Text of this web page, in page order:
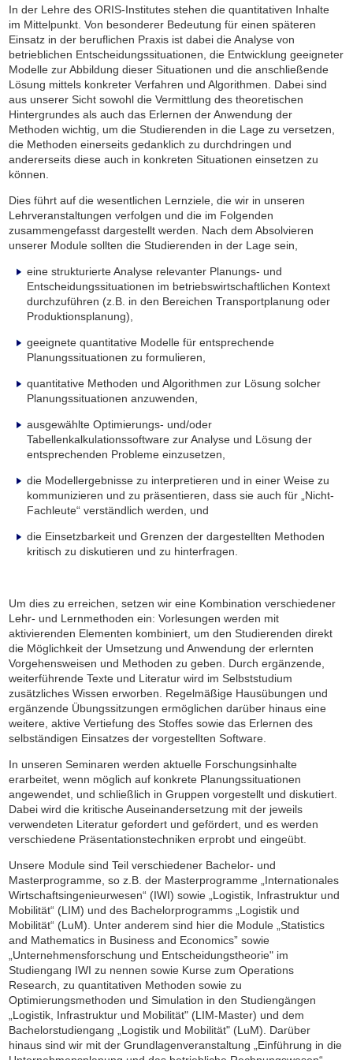
In der Lehre des ORIS-Institutes stehen die quantitativen Inhalte
im Mittelpunkt. Von besonderer Bedeutung für einen späteren
Einsatz in der beruflichen Praxis ist dabei die Analyse von
betrieblichen Entscheidungssituationen, die Entwicklung geeigneter
Modelle zur Abbildung dieser Situationen und die anschließende
Lösung mittels konkreter Verfahren und Algorithmen. Dabei sind
aus unserer Sicht sowohl die Vermittlung des theoretischen
Hintergrundes als auch das Erlernen der Anwendung der
Methoden wichtig, um die Studierenden in die Lage zu versetzen,
die Methoden einerseits gedanklich zu durchdringen und
andererseits diese auch in konkreten Situationen einsetzen zu
können.
Dies führt auf die wesentlichen Lernziele, die wir in unseren
Lehrveranstaltungen verfolgen und die im Folgenden
zusammengefasst dargestellt werden. Nach dem Absolvieren
unserer Module sollten die Studierenden in der Lage sein,
eine strukturierte Analyse relevanter Planungs- und
Entscheidungssituationen im betriebswirtschaftlichen Kontext
durchzuführen (z.B. in den Bereichen Transportplanung oder
Produktionsplanung),
geeignete quantitative Modelle für entsprechende
Planungssituationen zu formulieren,
quantitative Methoden und Algorithmen zur Lösung solcher
Planungssituationen anzuwenden,
ausgewählte Optimierungs- und/oder
Tabellenkalkulationssoftware zur Analyse und Lösung der
entsprechenden Probleme einzusetzen,
die Modellergebnisse zu interpretieren und in einer Weise zu
kommunizieren und zu präsentieren, dass sie auch für „Nicht-
Fachleute“ verständlich werden, und
die Einsetzbarkeit und Grenzen der dargestellten Methoden
kritisch zu diskutieren und zu hinterfragen.
Um dies zu erreichen, setzen wir eine Kombination verschiedener
Lehr- und Lernmethoden ein: Vorlesungen werden mit
aktivierenden Elementen kombiniert, um den Studierenden direkt
die Möglichkeit der Umsetzung und Anwendung der erlernten
Vorgehensweisen und Methoden zu geben. Durch ergänzende,
weiterführende Texte und Literatur wird im Selbststudium
zusätzliches Wissen erworben. Regelmäßige Hausübungen und
ergänzende Übungssitzungen ermöglichen darüber hinaus eine
weitere, aktive Vertiefung des Stoffes sowie das Erlernen des
selbständigen Einsatzes der vorgestellten Software.
In unseren Seminaren werden aktuelle Forschungsinhalte
erarbeitet, wenn möglich auf konkrete Planungssituationen
angewendet, und schließlich in Gruppen vorgestellt und diskutiert.
Dabei wird die kritische Auseinandersetzung mit der jeweils
verwendeten Literatur gefordert und gefördert, und es werden
verschiedene Präsentationstechniken erprobt und eingeübt.
Unsere Module sind Teil verschiedener Bachelor- und
Masterprogramme, so z.B. der Masterprogramme „Internationales
Wirtschaftsingenieurwesen“ (IWI) sowie „Logistik, Infrastruktur und
Mobilität“ (LIM) und des Bachelorprogramms „Logistik und
Mobilität“ (LuM). Unter anderem sind hier die Module „Statistics
and Mathematics in Business and Economics” sowie
„Unternehmensforschung und Entscheidungstheorie" im
Studiengang IWI zu nennen sowie Kurse zum Operations
Research, zu quantitativen Methoden sowie zu
Optimierungsmethoden und Simulation in den Studiengängen
„Logistik, Infrastruktur und Mobilität" (LIM-Master) und dem
Bachelorstudiengang „Logistik und Mobilität" (LuM). Darüber
hinaus sind wir mit der Grundlagenveranstaltung „Einführung in die